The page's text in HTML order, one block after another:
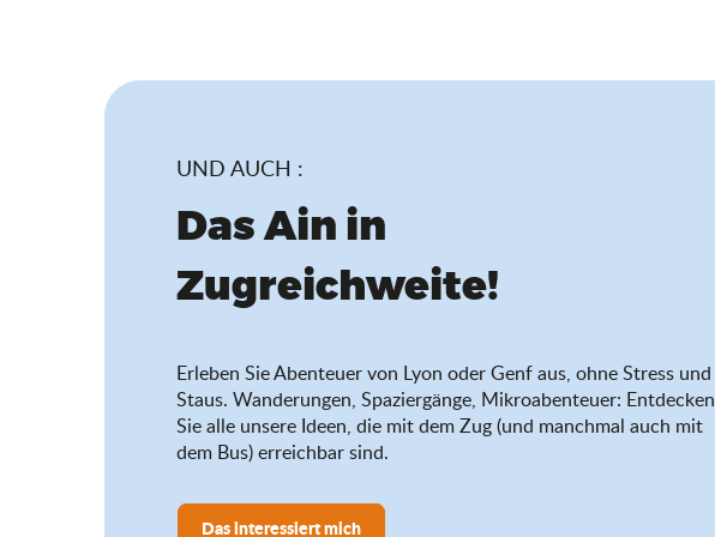
UND AUCH :
Das Ain in
Zugreichweite!
Erleben Sie Abenteuer von Lyon oder Genf aus, ohne Stress und
Staus. Wanderungen, Spaziergänge, Mikroabenteuer: Entdecken
Sie alle unsere Ideen, die mit dem Zug (und manchmal auch mit
dem Bus) erreichbar sind.
Das interessiert mich